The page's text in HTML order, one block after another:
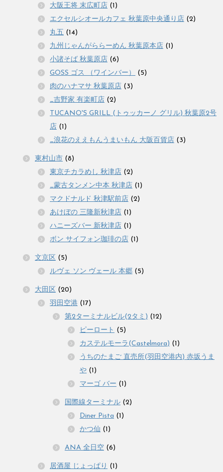
大阪王将 末広町店 (1)
エクセルシオールカフェ 秋葉原中央通り店 (2)
丸五 (14)
九州じゃんがららーめん 秋葉原本店 (1)
小諸そば 秋葉原店 (6)
GOSS ゴス （ワインバー）
(5)
肉のハナマサ 秋葉原店 (3)
_吉野家 有楽町店 (2)
TUCANO'S GRILL (トゥッカーノ グリル) 秋葉原2号
店 (1)
_浪花のええもんうまいもん 大阪百貨店 (3)
東村山市 (8)
東京チカラめし 秋津店 (2)
_蒙古タンメン中本 秋津店 (1)
マクドナルド 秋津駅前店 (2)
あけぼの 三隆新秋津店 (1)
ハニーズバー 新秋津店 (1)
ボン サイフォン珈琲の店 (1)
文京区 (5)
ルヴェ ソン ヴェール 本郷 (5)
大田区 (20)
羽田空港 (17)
第2ターミナルビル(2タミ) (12)
ピーロート (5)
カステルモーラ(Castelmora) (1)
うちのたまご 直売所(羽田空港内) 赤坂うま
や (1)
マーゴ バー (1)
国際線ターミナル (2)
Diner Pista (1)
かつ仙 (1)
ANA 全日空 (6)
居酒屋 じょっぱり (1)